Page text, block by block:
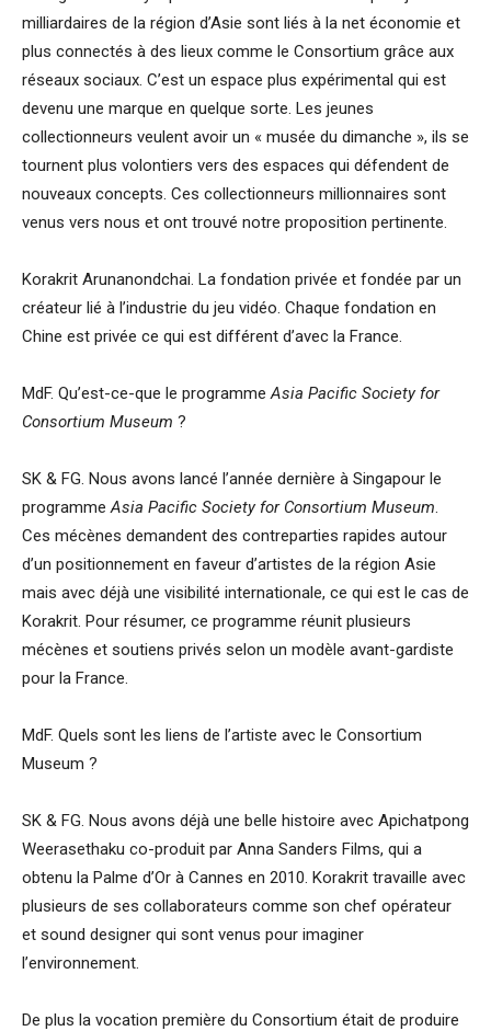
milliardaires de la région d’Asie sont liés à la net économie et
plus connectés à des lieux comme le Consortium grâce aux
réseaux sociaux. C’est un espace plus expérimental qui est
devenu une marque en quelque sorte. Les jeunes
collectionneurs veulent avoir un « musée du dimanche », ils se
tournent plus volontiers vers des espaces qui défendent de
nouveaux concepts. Ces collectionneurs millionnaires sont
venus vers nous et ont trouvé notre proposition pertinente.
Korakrit Arunanondchai. La fondation privée et fondée par un
créateur lié à l’industrie du jeu vidéo. Chaque fondation en
Chine est privée ce qui est différent d’avec la France.
MdF. Qu’est-ce-que le programmeAsia Pacific Society for
Consortium Museum ?
SK & FG. Nous avons lancé l’année dernière à Singapour le
programmeAsia Pacific Society for Consortium Museum.
Ces mécènes demandent des contreparties rapides autour
d’un positionnement en faveur d’artistes de la région Asie
mais avec déjà une visibilité internationale, ce qui est le cas de
Korakrit. Pour résumer, ce programme réunit plusieurs
mécènes et soutiens privés selon un modèle avant-gardiste
pour la France.
MdF. Quels sont les liens de l’artiste avec le Consortium
Museum ?
SK & FG. Nous avons déjà une belle histoire avec Apichatpong
Weerasethaku co-produit par Anna Sanders Films, qui a
obtenu la Palme d’Or à Cannes en 2010. Korakrit travaille avec
plusieurs de ses collaborateurs comme son chef opérateur
et sound designer qui sont venus pour imaginer
l’environnement.
De plus la vocation première du Consortium était de produire